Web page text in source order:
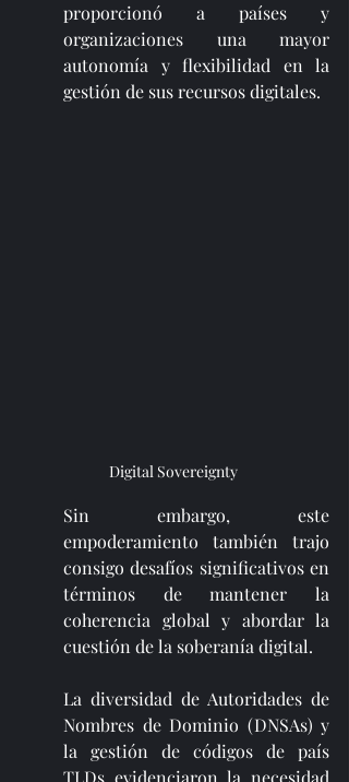
proporcionó a países y
organizaciones una mayor
autonomía y flexibilidad en la
gestión de sus recursos digitales.
Digital Sovereignty
Sin embargo, este
empoderamiento también trajo
consigo desafíos significativos en
términos de mantener la
coherencia global y abordar la
cuestión de la soberanía digital.
La diversidad de Autoridades de
Nombres de Dominio (DNSAs) y
la gestión de códigos de país